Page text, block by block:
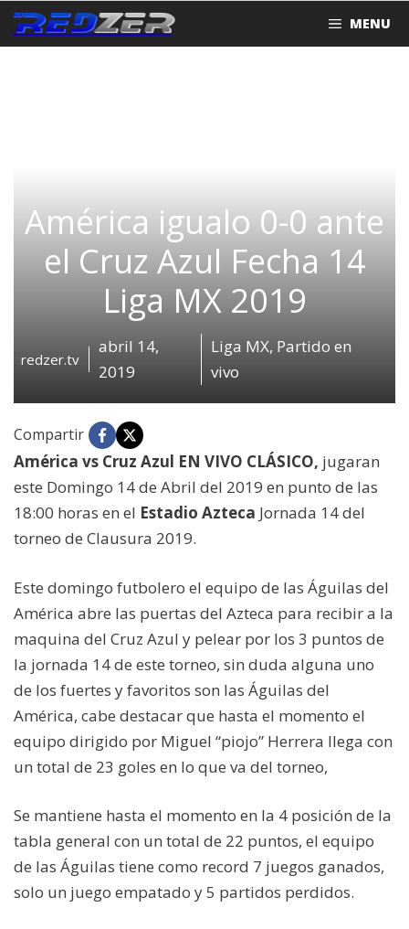
Saltar
al
MENU
América igualo 0-0 ante
el Cruz Azul Fecha 14
Liga MX 2019
redzer.tv
abril 14,
2019
Liga MX, Partido en
vivo
Compartir
América vs Cruz Azul EN VIVO CLÁSICO, jugaran
este Domingo 14 de Abril del 2019 en punto de las
18:00 horas en el Estadio Azteca Jornada 14 del
torneo de Clausura 2019.
Este domingo futbolero el equipo de las Águilas del
América abre las puertas del Azteca para recibir a la
maquina del Cruz Azul y pelear por los 3 puntos de
la jornada 14 de este torneo, sin duda alguna uno
de los fuertes y favoritos son las Águilas del
América, cabe destacar que hasta el momento el
equipo dirigido por Miguel “piojo” Herrera llega con
un total de 23 goles en lo que va del torneo,
Se mantiene hasta el momento en la 4 posición de la
tabla general con un total de 22 puntos, el equipo
de las Águilas tiene como record 7 juegos ganados,
solo un juego empatado y 5 partidos perdidos.